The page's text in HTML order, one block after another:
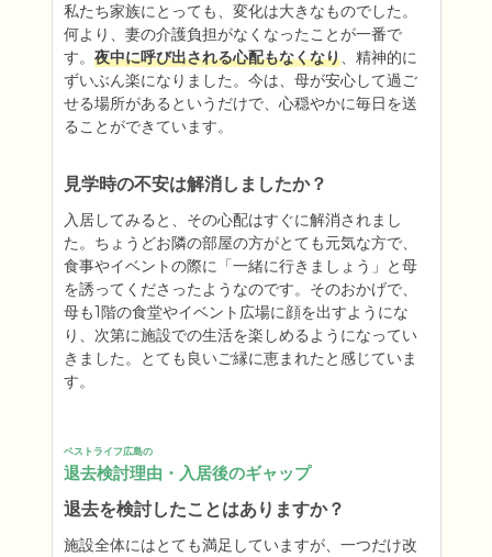
私たち家族にとっても、変化は大きなものでした。
何より、妻の介護負担がなくなったことが一番で
す。 夜中に呼び出される心配もなくなり、精神的に
ずいぶん楽になりました。今は、母が安心して過ご
せる場所があるというだけで、心穏やかに毎日を送
ることができています。
見学時の不安は解消しましたか？
入居してみると、その心配はすぐに解消されまし
た。ちょうどお隣の部屋の方がとても元気な方で、
食事やイベントの際に「一緒に行きましょう」と母
を誘ってくださったようなのです。そのおかげで、
母も1階の食堂やイベント広場に顔を出すようにな
り、次第に施設での生活を楽しめるようになってい
きました。とても良いご縁に恵まれたと感じていま
す。
ベストライフ広島の
退去検討理由・入居後のギャップ
退去を検討したことはありますか？
施設全体にはとても満足していますが、一つだけ改